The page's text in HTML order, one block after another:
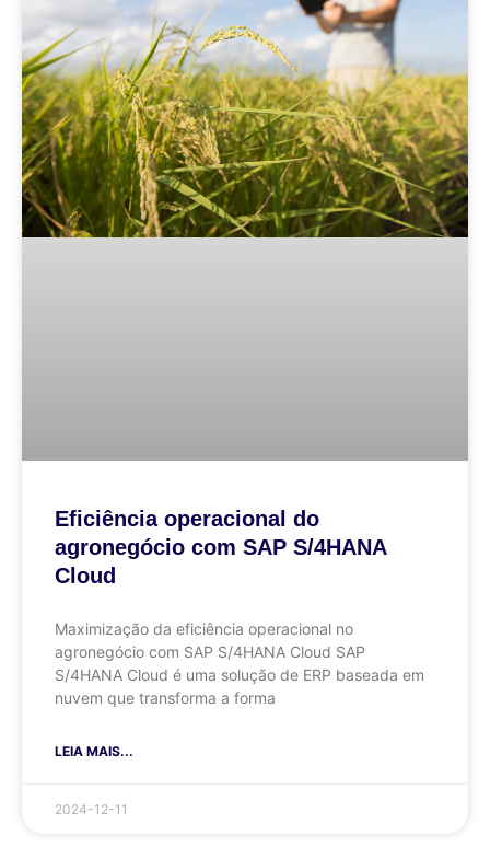
Eficiência operacional do
agronegócio com SAP S/4HANA
Cloud
Maximização da eficiência operacional no
agronegócio com SAP S/4HANA Cloud SAP
S/4HANA Cloud é uma solução de ERP baseada em
nuvem que transforma a forma
LEIA MAIS...
2024-12-11